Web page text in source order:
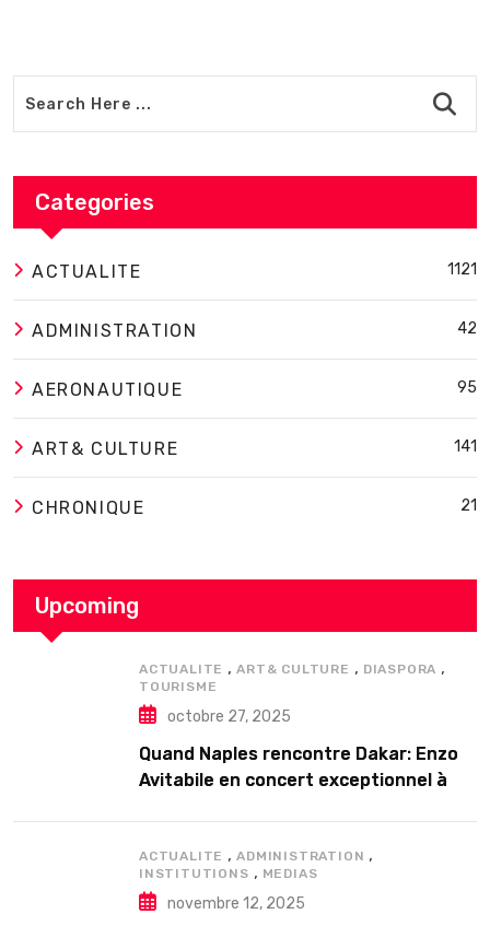
Categories
ACTUALITE 1121
ADMINISTRATION 42
AERONAUTIQUE 95
ART& CULTURE 141
CHRONIQUE 21
Upcoming
ACTUALITE ,ART& CULTURE , DIASPORA ,
TOURISME
octobre 27, 2025
Quand Naples rencontre Dakar: Enzo
Avitabile en concert exceptionnel à
ACTUALITE ,ADMINISTRATION ,
INSTITUTIONS , MEDIAS
novembre 12, 2025